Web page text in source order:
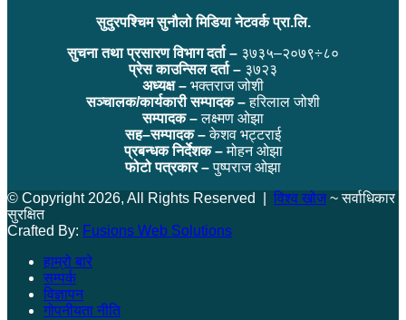
सुदुरपश्चिम सुनौलो मिडिया नेटवर्क प्रा.लि.
सुचना तथा प्रसारण विभाग दर्ता – ३७३५–२०७९÷८०
प्रेस काउन्सिल दर्ता – ३७२३
अध्यक्ष – भक्तराज जोशी
सञ्चालक/कार्यकारी सम्पादक –हरिलाल जोशी
सम्पादक –लक्ष्मण ओझा
सह–सम्पादक –केशव भट्टराई
प्रबन्धक निर्देशक –मोहन ओझा
फोटो पत्रकार –पुष्पराज ओझा
© Copyright 2026, All Rights Reserved | विश्व खोज~ सर्वाधिकार
सुरक्षित
Crafted By: Fusions Web Solutions
हाम्रो बारे
सम्पर्क
विज्ञापन
गोपनीयता नीति